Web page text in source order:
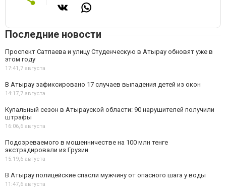
Последние новости
Проспект Сатпаева и улицу Студенческую в Атырау обновят уже в
этом году
17:41,7 августа
В Атырау зафиксировано 17 случаев выпадения детей из окон
14:17,7 августа
Купальный сезон в Атырауской области: 90 нарушителей получили
штрафы
16:06,6 августа
Подозреваемого в мошенничестве на 100 млн тенге
экстрадировали из Грузии
15:19,6 августа
В Атырау полицейские спасли мужчину от опасного шага у воды
11:47,6 августа